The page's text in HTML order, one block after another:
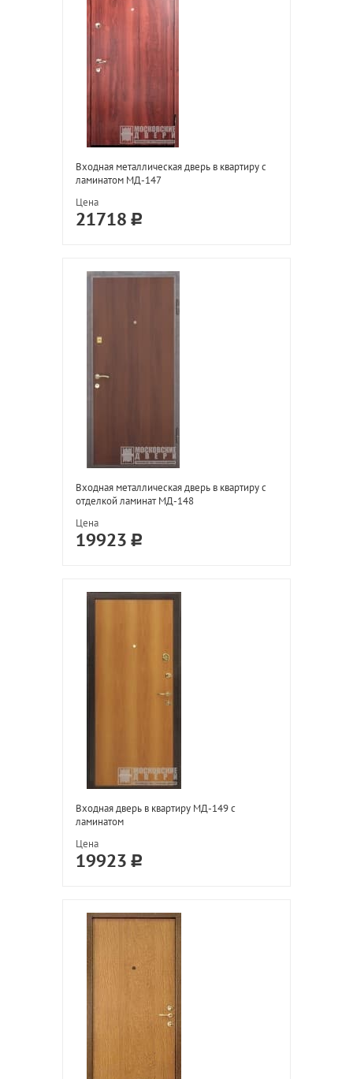
Входная металлическая дверь в квартиру с
ламинатом МД-147
Цена
21718
Входная металлическая дверь в квартиру с
отделкой ламинат МД-148
Цена
19923
Входная дверь в квартиру МД-149 с
ламинатом
Цена
19923